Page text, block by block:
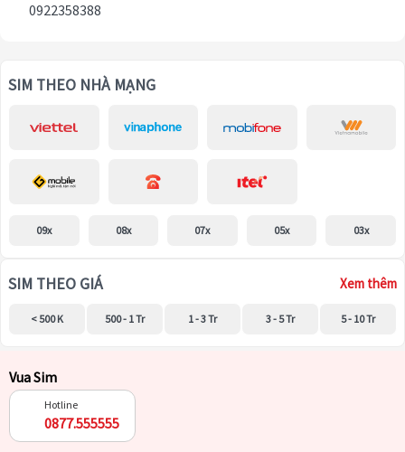
0922358388
SIM THEO NHÀ MẠNG
09x 08x 07x 05x 03x
SIM THEO GIÁ Xem thêm
< 500 K 500 - 1 Tr 1 - 3 Tr 3 - 5 Tr 5 - 10 Tr
Vua Sim
Hotline
0877.555555